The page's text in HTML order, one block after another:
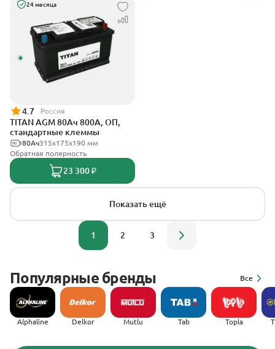
24 месяца
4.7 Россия
TITAN AGM 80Ач 800А, ОП,
стандартные клеммы
315x175x190 мм
80Ач
Обратная полярность
23 300 ₽
Показать ещё
1 2 3
Популярные бренды Все
Alphaline Delkor Mutlu Tab Topla